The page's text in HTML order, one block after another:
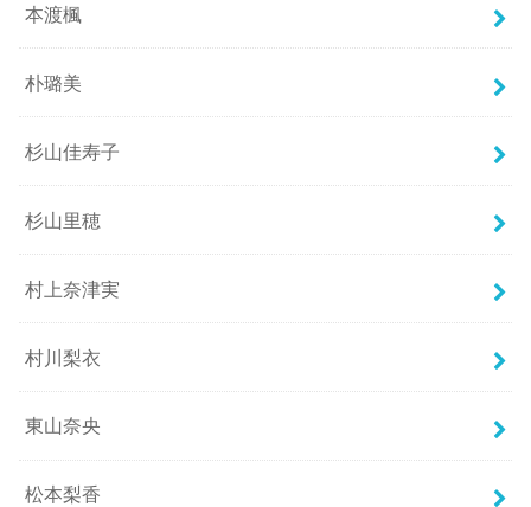
本渡楓
朴璐美
杉山佳寿子
杉山里穂
村上奈津実
村川梨衣
東山奈央
松本梨香